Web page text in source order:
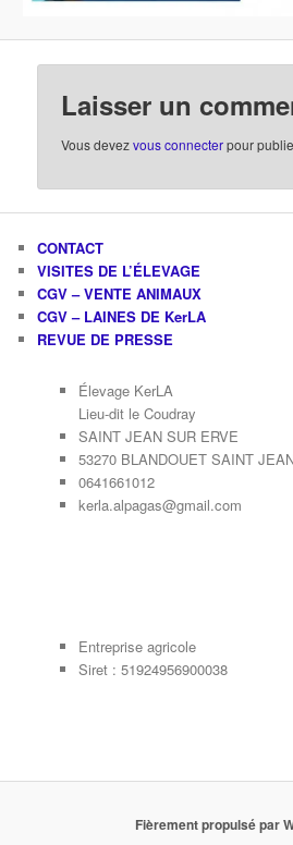
Laisser un
Vous devezvous connecterpour
CONTACT
VISITES DE L’ÉLEVAGE
CGV – VENTE ANIMAUX
CGV – LAINES DE KerLA
REVUE DE PRESSE
Élevage KerLA
Lieu-dit le Coudray
SAINT JEAN SUR ERVE
53270 BLANDOUET SAINT
0641661012
kerla.alpagas@gmail.com
Entreprise agricole
Siret : 51924956900038
Fièrement propulsé par